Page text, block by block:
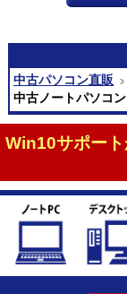
中古パソコン直販
中古ノートパソコ
Win10サポー